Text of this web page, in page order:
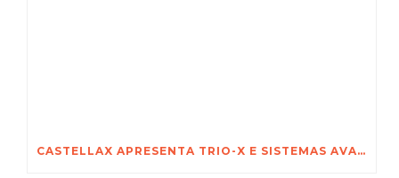
CASTELLAX APRESENTA TRIO-X E SISTEMAS AVANÇADOS DE SEGURANÇA NA FEIRA INTERNACIONAL DE SEGURANÇA DE POZNAŃ